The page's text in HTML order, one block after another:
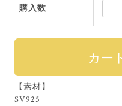
購入数
【素材】
SV925